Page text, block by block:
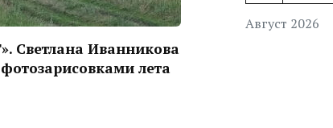
Светлана Иванникова
лета
Август 2026